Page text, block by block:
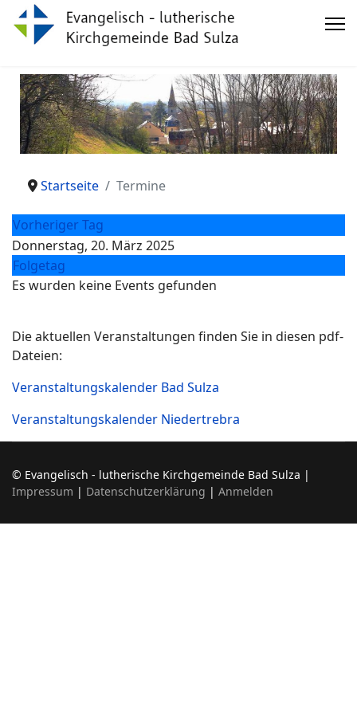
Startseite Termine
Vorheriger Tag
Donnerstag, 20. März 2025
Folgetag
Es wurden keine Events gefunden
Die aktuellen Veranstaltungen finden Sie in diesen pdf-
Dateien:
Veranstaltungskalender Bad Sulza
Veranstaltungskalender Niedertrebra
© Evangelisch - lutherische Kirchgemeinde Bad Sulza |
Impressum | Datenschutzerklärung | Anmelden